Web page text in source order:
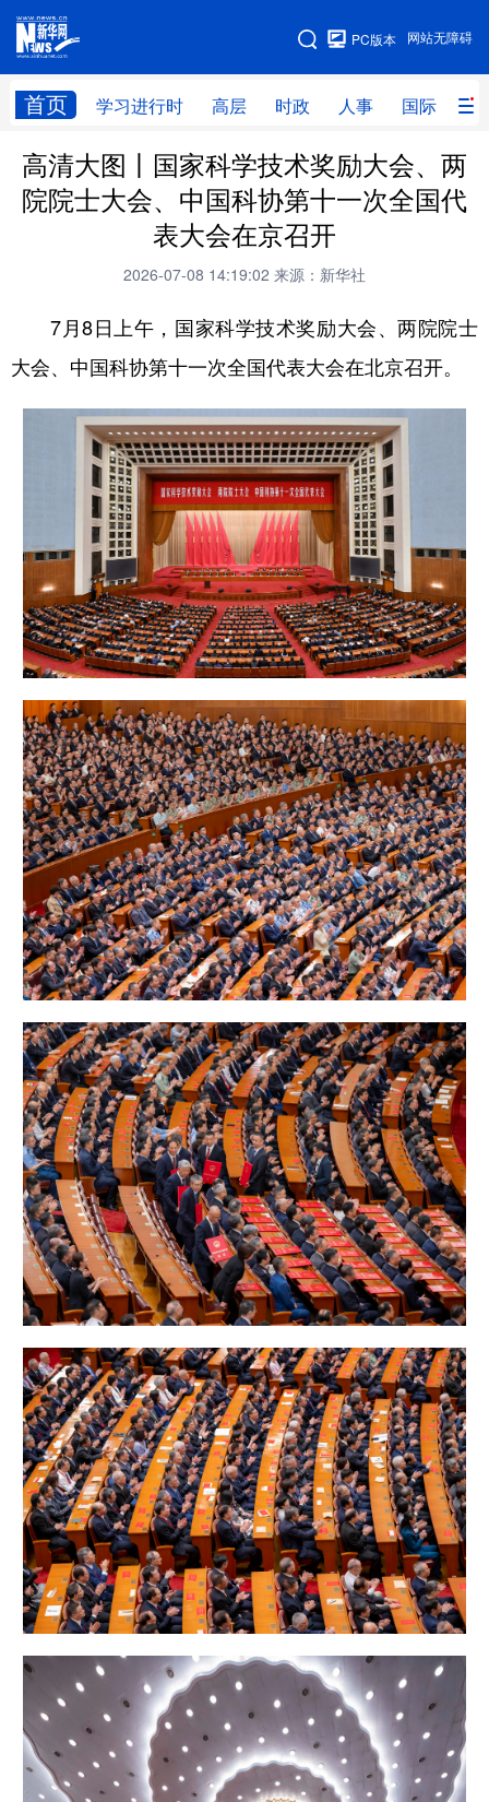
网站无障碍
PC版本
首页 学习进行时 高层 时政 人事 国际 财
网站地图
学习进行时 高层 时政 人事
国际 财经 网评 港澳
中央文件 金融
人居 信息化 数字经济
学术中国 乡村振兴 银龄 溯源中国
旅游 能源
彩票 娱乐 时尚 悦读
公益 一带一路 亚太网 上市公司
文化产业
地方频道
北京 天津 河北 山西
辽宁 吉林 上海 江苏
浙江 安徽 福建 江西
山东 河南 湖北 湖南
广东 广西 海南 重庆
四川 贵州 云南 西藏
陕西 甘肃 青海 宁夏
新疆 内蒙古 黑龙江
多语种频道
English Español Français عربى
Deutsch Português
高清大图丨国家科学技术奖励大会、两
院院士大会、中国科协第十一次全国代
表大会在京召开
2026-07-08 14:19:02 来源：新华社
7月8日上午，国家科学技术奖励大会、两院院士
大会、中国科协第十一次全国代表大会在北京召开。